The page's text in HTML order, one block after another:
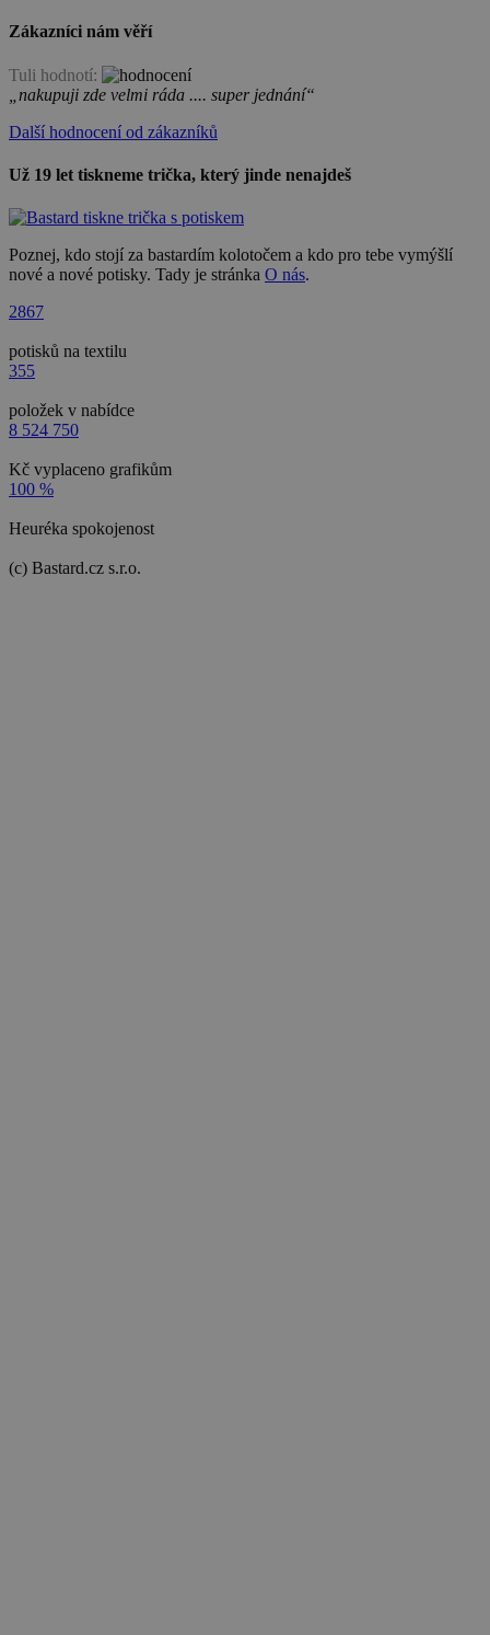
Zákazníci nám věří
Tuli hodnotí:
„nakupuji zde velmi ráda .... super jednání“
Další hodnocení od zákazníků
Už 19 let tiskneme trička, který jinde nenajdeš
Poznej, kdo stojí za bastardím kolotočem a kdo pro tebe vymýšlí
nové a nové potisky. Tady je stránka O nás.
2867
potisků na textilu
355
položek v nabídce
8 524 750
Kč vyplaceno grafikům
100 %
Heuréka spokojenost
(c) Bastard.cz s.r.o.